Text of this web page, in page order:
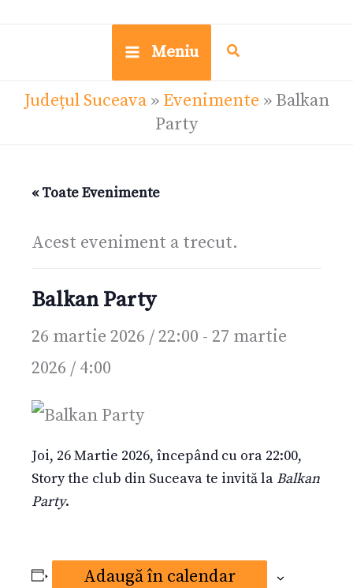
Meniu
Județul Suceava» Evenimente » Balkan
Party
« Toate Evenimente
Acest eveniment a trecut.
Balkan Party
26 martie 2026 / 22:00 - 27 martie
2026 / 4:00
Joi, 26 Martie 2026, începând cu ora 22:00,
Story the club din Suceava te invită la Balkan
Party.
Adaugă în calendar